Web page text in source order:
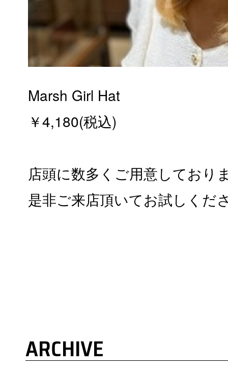
Marsh Girl Hat
￥4,180(税込)
店頭に数多くご用意しており
是非ご来店頂いてお試しくだ
ARCHIVE